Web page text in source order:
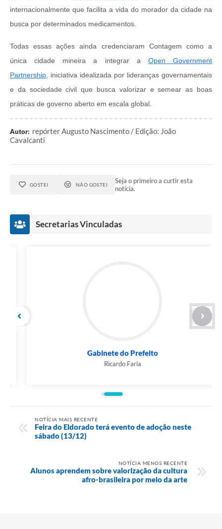
internacionalmente que facilita a vida do morador da cidade na
busca por determinados medicamentos.
Todas essas ações ainda credenciaram Contagem como a
única cidade mineira a integrar a Open Government
Partnership , iniciativa idealizada por lideranças governamentais
e da sociedade civil que busca valorizar e semear as boas
práticas de governo aberto em escala global.
Autor: repórter Augusto Nascimento / Edição: João
Cavalcanti
GOSTEI NÃO GOSTEI
Seja o primeiro a curtir esta
notícia.
Secretarias Vinculadas
Gabinete do Prefeito
Ricardo Faria
NOTÍCIA MAIS RECENTE
Feira do Eldorado terá evento de adoção neste
sábado (13/12)
NOTÍCIA MENOS RECENTE
Alunos aprendem sobre valorização da cultura
afro-brasileira por meio da arte